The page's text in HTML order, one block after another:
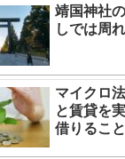
靖国神社
しでは周
マイクロ
と賃貸を
借りるこ